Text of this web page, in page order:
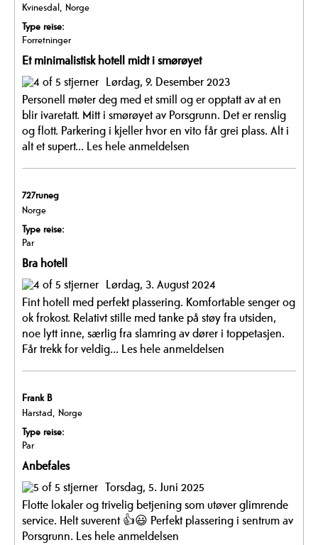
Kvinesdal, Norge
Type reise:
Forretninger
Et minimalistisk hotell midt i smørøyet
Lørdag, 9. Desember 2023
Personell møter deg med et smill og er opptatt av at en
blir ivaretatt. Mitt i smørøyet av Porsgrunn. Det er renslig
og flott. Parkering i kjeller hvor en vito får grei plass. Alt i
alt et supert... Les hele anmeldelsen
727runeg
Norge
Type reise:
Par
Bra hotell
Lørdag, 3. August 2024
Fint hotell med perfekt plassering. Komfortable senger og
ok frokost. Relativt stille med tanke på støy fra utsiden,
noe lytt inne, særlig fra slamring av dører i toppetasjen.
Får trekk for veldig... Les hele anmeldelsen
Frank B
Harstad, Norge
Type reise:
Par
Anbefales
Torsdag, 5. Juni 2025
Flotte lokaler og trivelig betjening som utøver glimrende
service. Helt suverent 👍😃 Perfekt plassering i sentrum av
Porsgrunn. Les hele anmeldelsen